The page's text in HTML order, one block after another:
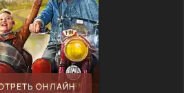
ОНЛАЙН